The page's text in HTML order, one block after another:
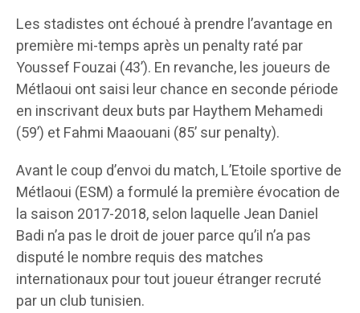
Les stadistes ont échoué à prendre l’avantage en
première mi-temps après un penalty raté par
Youssef Fouzai (43’). En revanche, les joueurs de
Métlaoui ont saisi leur chance en seconde période
en inscrivant deux buts par Haythem Mehamedi
(59’) et Fahmi Maaouani (85’ sur penalty).
Avant le coup d’envoi du match, L’Etoile sportive de
Métlaoui (ESM) a formulé la première évocation de
la saison 2017-2018, selon laquelle Jean Daniel
Badi n’a pas le droit de jouer parce qu’il n’a pas
disputé le nombre requis des matches
internationaux pour tout joueur étranger recruté
par un club tunisien.